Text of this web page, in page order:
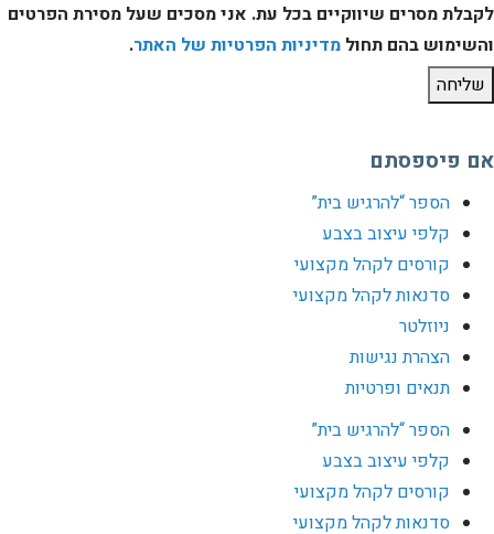
לקבלת מסרים שיווקיים בכל עת. אני מסכים שעל מסירת הפרטים
והשימוש בהם תחול מדיניות הפרטיות של האתר.
שליחה
אם פיספסתם
הספר “להרגיש בית”
קלפי עיצוב בצבע
קורסים לקהל מקצועי
סדנאות לקהל מקצועי
ניוזלטר
הצהרת נגישות
תנאים ופרטיות
הספר “להרגיש בית”
קלפי עיצוב בצבע
קורסים לקהל מקצועי
סדנאות לקהל מקצועי